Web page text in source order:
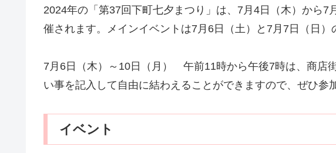
2024年の「第37回下町七夕まつり」は、7月4日（木）から7
催されます。メインイベントは7月6日（土）と7月7日（日）
7月6日（木）～10日（月） 午前11時から午後7時は、商店
い事を記入して自由に結わえることができますので、ぜひ参
イベント